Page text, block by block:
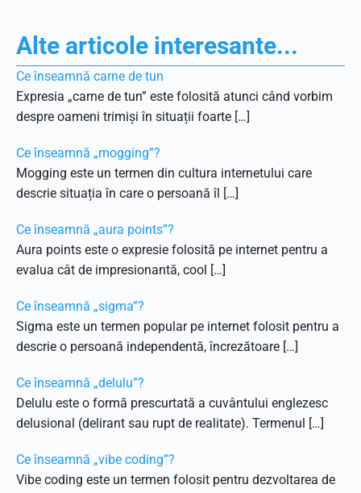
Alte articole interesante...
Ce înseamnă carne de tun
Expresia „carne de tun” este folosită atunci când vorbim
despre oameni trimiși în situații foarte […]
Ce înseamnă „mogging”?
Mogging este un termen din cultura internetului care
descrie situația în care o persoană îl […]
Ce înseamnă „aura points”?
Aura points este o expresie folosită pe internet pentru a
evalua cât de impresionantă, cool […]
Ce înseamnă „sigma”?
Sigma este un termen popular pe internet folosit pentru a
descrie o persoană independentă, încrezătoare […]
Ce înseamnă „delulu”?
Delulu este o formă prescurtată a cuvântului englezesc
delusional (delirant sau rupt de realitate). Termenul […]
Ce înseamnă „vibe coding”?
Vibe coding este un termen folosit pentru dezvoltarea de